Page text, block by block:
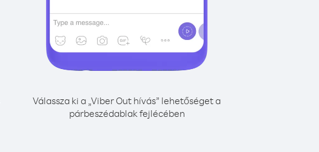
Válassza ki a „Viber Out hívás” lehetőséget a
párbeszédablak fejlécében